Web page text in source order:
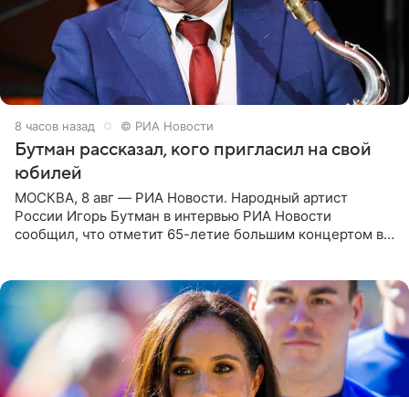
8 часов назад © РИА Новости
Бутман рассказал, кого пригласил на свой
юбилей
МОСКВА, 8 авг — РИА Новости. Народный артист
России Игорь Бутман в интервью РИА Новости
сообщил, что отметит 65-летие большим концертом в